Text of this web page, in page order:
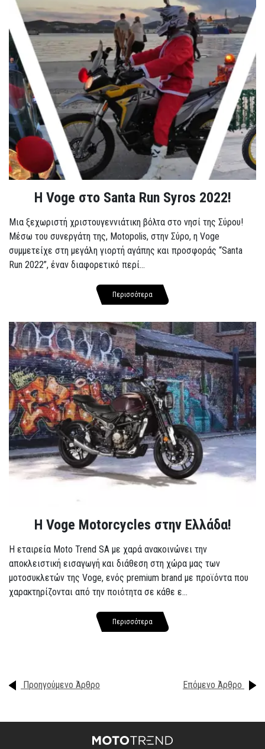
Η Voge στο Santa Run Syros 2022!
Μια ξεχωριστή χριστουγεννιάτικη βόλτα στο νησί της Σύρου!
Μέσω του συνεργάτη της, Motopolis, στην Σύρο, η Voge
συμμετείχε στη μεγάλη γιορτή αγάπης και προσφοράς “Santa
Run 2022”, έναν διαφορετικό περί...
Περισσότερα
H Voge Motorcycles στην Ελλάδα!
Η εταιρεία Moto Trend SA με χαρά ανακοινώνει την
αποκλειστική εισαγωγή και διάθεση στη χώρα μας των
μοτοσυκλετών της Voge, ενός premium brand με προϊόντα που
χαρακτηρίζονται από την ποιότητα σε κάθε ε...
Περισσότερα
Προηγούμενο Άρθρο Επόμενο Άρθρο